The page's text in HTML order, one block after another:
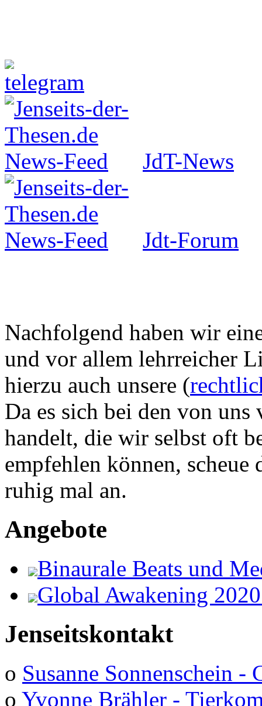
JdT-News
Jdt-Forum
Nachfolgend haben wir
und vor allem lehrreicher
hierzu auch unsere (
Da es sich bei den von
handelt, die wir selbst oft
empfehlen können,
ruhig mal an.
Angebote
Binaurale Beats und
Global Awakening
Jenseitskontakt
o Susanne Sonnenschein -
o Yvonne Brähler -